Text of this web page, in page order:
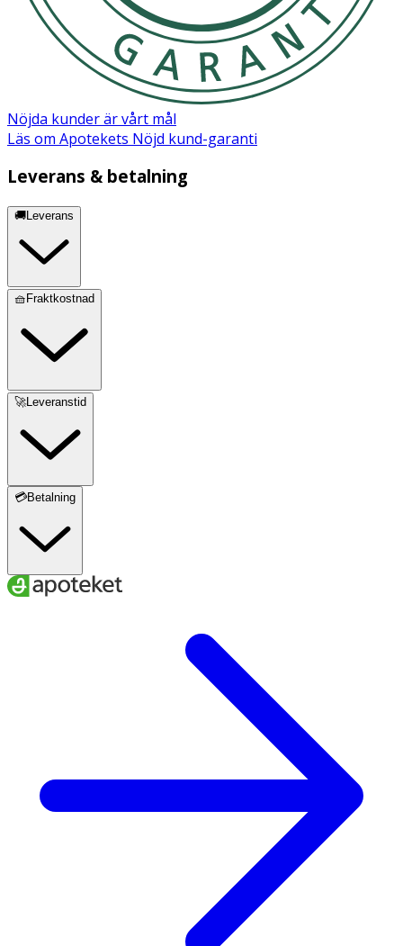
Nöjda kunder är vårt mål
Läs om Apotekets Nöjd kund-garanti
Leverans & betalning
🚚Leverans
🧺Fraktkostnad
🚀Leveranstid
💳Betalning